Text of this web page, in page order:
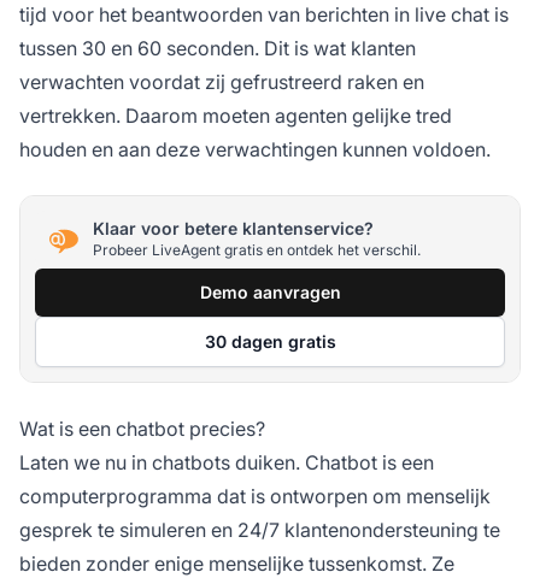
tijd voor het beantwoorden van berichten in live chat is
tussen 30 en 60 seconden. Dit is wat klanten
verwachten voordat zij gefrustreerd raken en
vertrekken. Daarom moeten agenten gelijke tred
houden en aan deze verwachtingen kunnen voldoen.
Klaar voor betere klantenservice?
Probeer LiveAgent gratis en ontdek het verschil.
Demo aanvragen
30 dagen gratis
Wat is een chatbot precies?
Laten we nu in chatbots duiken. Chatbot is een
computerprogramma dat is ontworpen om menselijk
gesprek te simuleren en 24/7 klantenondersteuning te
bieden zonder enige menselijke tussenkomst. Ze